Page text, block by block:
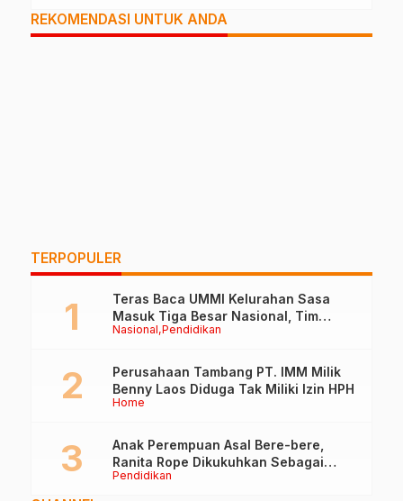
REKOMENDASI UNTUK ANDA
TERPOPULER
Nasional Pendidikan
Teras Baca UMMI Kelurahan Sasa
Masuk Tiga Besar Nasional, Tim
Penilai Lakukan Visitasi di Ternate
Home
Perusahaan Tambang PT. IMM Milik
Benny Laos Diduga Tak Miliki Izin HPH
Pendidikan
Anak Perempuan Asal Bere-bere,
Ranita Rope Dikukuhkan Sebagai
Guru Besar dan Rektor Ummu